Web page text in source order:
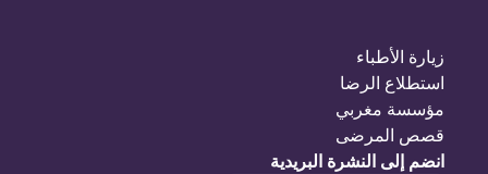
زيارة الأطباء
استطلاع الرضا
مؤسسة مغربي
قصص المرضى
انضم إلى النشرة البريدية